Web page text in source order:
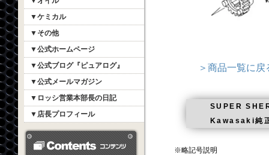
▼ケミカル
▼その他
▼公式ホームページ
▼公式ブログ『ピュアログ』
▼公式メールマガジン
▼ロッシ営業本部長の日記
▼店長プロフィール
＞商品一覧に戻
SUPER
Kawasaki純
※略記号説明